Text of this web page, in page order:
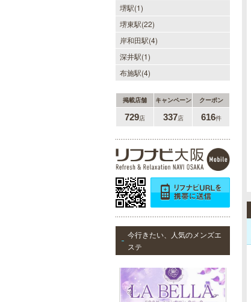
堺駅(1)
堺東駅(22)
岸和田駅(4)
深井駅(1)
布施駅(4)
掲載店舗 キャンペーン クーポン
729店 337店 616件
今行きたい、人気のメンズエ
ステ
当店では、少しでも多くのお客様に
ご利用して頂く為に無料専用駐車場
を完備しております。★完全個室★
る様ルックス、施術レベルを極めた
セラピストがマッサージをご提供致
します。
美魔女セラピー 梅田店
地下鉄梅田駅より徒歩5分。洗練さ
れた美魔女による究極の癒しをご堪
能ください。
LA BELLA 日本橋・堺筋本
町・谷町ルーム（ラベーラ）
に味わってくださいませ。またプラ
イベートルームにお越し頂くのが難
しい方でも出張での対応もしており
ますので何なりとお申し付けくださ